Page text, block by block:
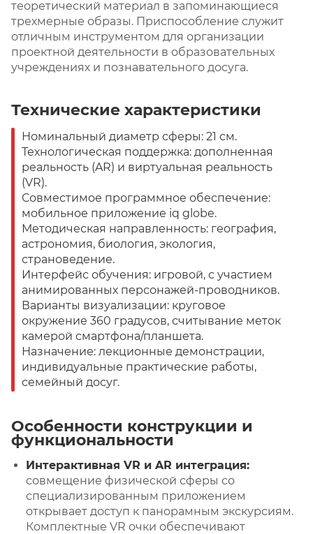
теоретический материал в запоминающиеся
трехмерные образы. Приспособление служит
отличным инструментом для организации
проектной деятельности в образовательных
учреждениях и познавательного досуга.
Технические характеристики
Номинальный диаметр сферы: 21 см.
Технологическая поддержка: дополненная
реальность (AR) и виртуальная реальность
(VR).
Совместимое программное обеспечение:
мобильное приложение iq globe.
Методическая направленность: география,
астрономия, биология, экология,
страноведение.
Интерфейс обучения: игровой, с участием
анимированных персонажей-проводников.
Варианты визуализации: круговое
окружение 360 градусов, считывание меток
камерой смартфона/планшета.
Назначение: лекционные демонстрации,
индивидуальные практические работы,
семейный досуг.
Особенности конструкции и
функциональности
Интерактивная VR и AR интеграция:
совмещение физической сферы со
специализированным приложением
открывает доступ к панорамным экскурсиям.
Комплектные VR очки обеспечивают